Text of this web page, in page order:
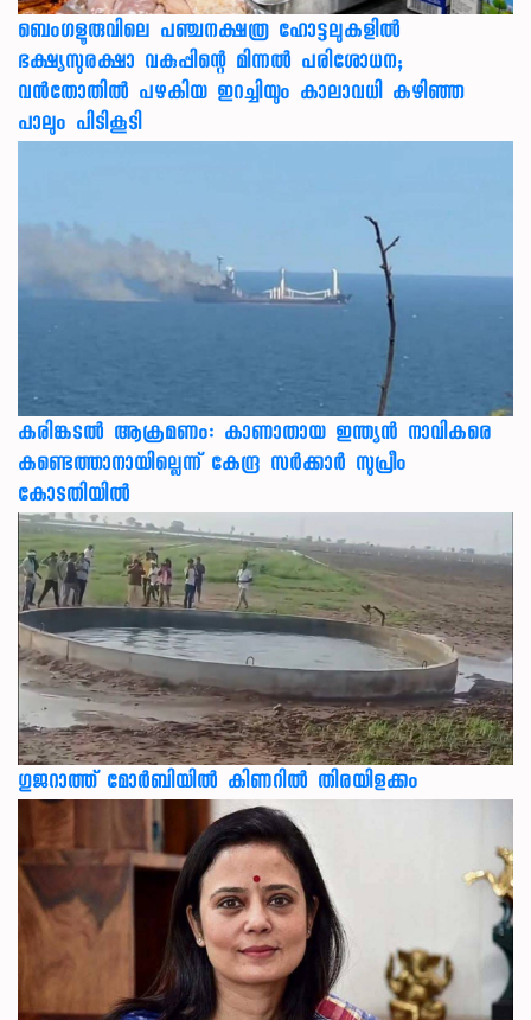
ബെംഗളൂരുവിലെ പഞ്ചനക്ഷത്ര ഹോട്ടലുകളിൽ
ഭക്ഷ്യസുരക്ഷാ വകുപ്പിന്റെ മിന്നൽ പരിശോധന;
വൻതോതിൽ പഴകിയ ഇറച്ചിയും കാലാവധി കഴിഞ്ഞ
പാലും പിടികൂടി
കരിങ്കടൽ ആക്രമണം: കാണാതായ ഇന്ത്യൻ നാവികരെ
കണ്ടെത്താനായില്ലെന്ന് കേന്ദ്ര സർക്കാർ സുപ്രീം
കോടതിയിൽ
ഗുജറാത്ത് മോർബിയിൽ കിണറിൽ തിരയിളക്കം